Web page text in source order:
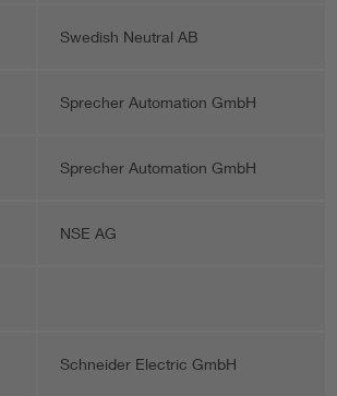
Swedish Neutral AB
Sprecher Automation GmbH
Sprecher Automation GmbH
NSE AG
Schneider Electric GmbH